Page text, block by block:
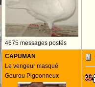
4675 messages postés
CAPUMAN
Le vengeur masqué
Gourou Pigeonneux